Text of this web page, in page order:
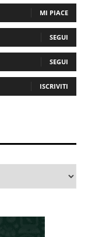
MI PIACE
SEGUI
SEGUI
ISCRIVITI